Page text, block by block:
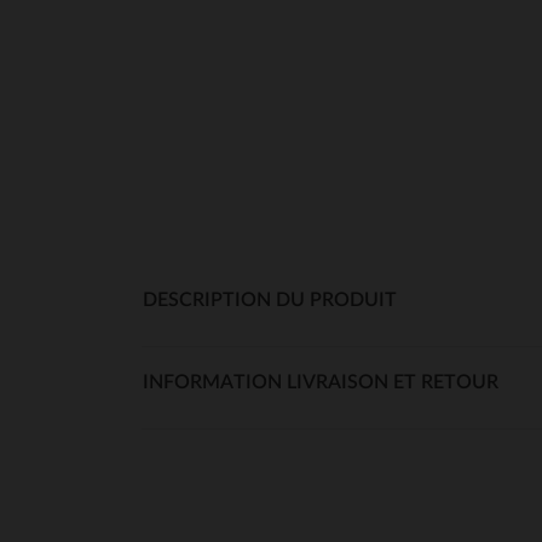
DESCRIPTION DU PRODUIT
INFORMATION LIVRAISON ET RETOUR